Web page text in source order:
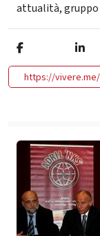
attualità,
https://vivere.me/